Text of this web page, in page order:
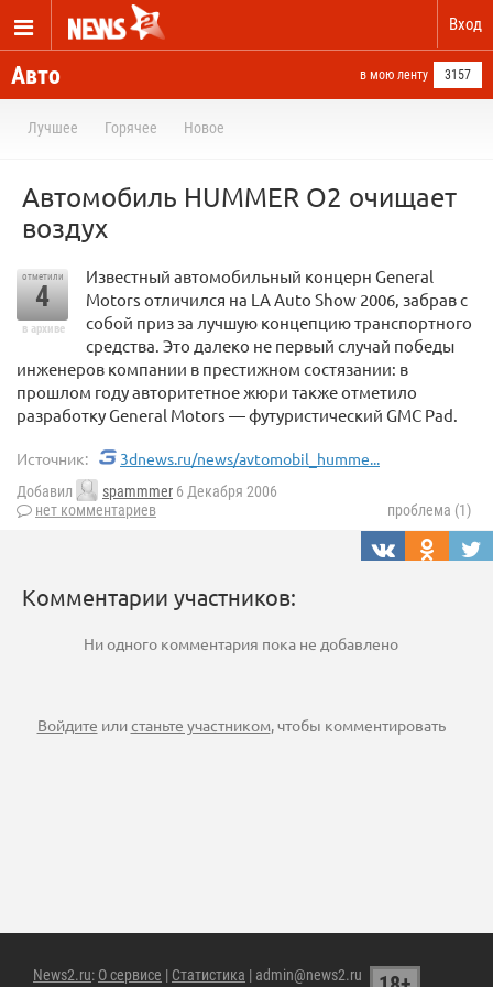
Вход
Авто в мою ленту 3157
Лучшее Горячее Новое
Автомобиль HUMMER O2 очищает
воздух
отметили
4
в архиве
Известный автомобильный концерн General
Motors отличился на LA Auto Show 2006, забрав с
собой приз за лучшую концепцию транспортного
средства. Это далеко не первый случай победы
инженеров компании в престижном состязании: в
прошлом году авторитетное жюри также отметило
разработку General Motors — футуристический GMC Pad.
Источник: 3dnews.ru/news/avtomobil_humme...
Добавил spammmer 6 Декабря 2006
нет комментариев
проблема (1)
Комментарии участников:
Ни одного комментария пока не добавлено
Войдите илистаньте участником, чтобы комментировать
News2.ru: О сервисе | Статистика | admin@news2.ru